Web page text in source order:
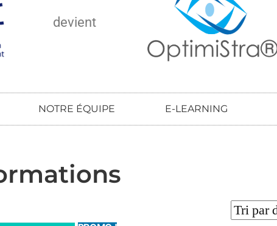
devient
NOTRE ÉQUIPE E-LEARNING